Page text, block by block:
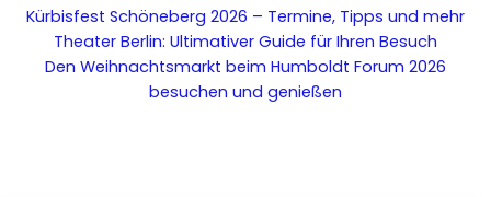
Kürbisfest Schöneberg 2026 – Termine, Tipps und mehr
Theater Berlin: Ultimativer Guide für Ihren Besuch
Den Weihnachtsmarkt beim Humboldt Forum 2026
besuchen und genießen